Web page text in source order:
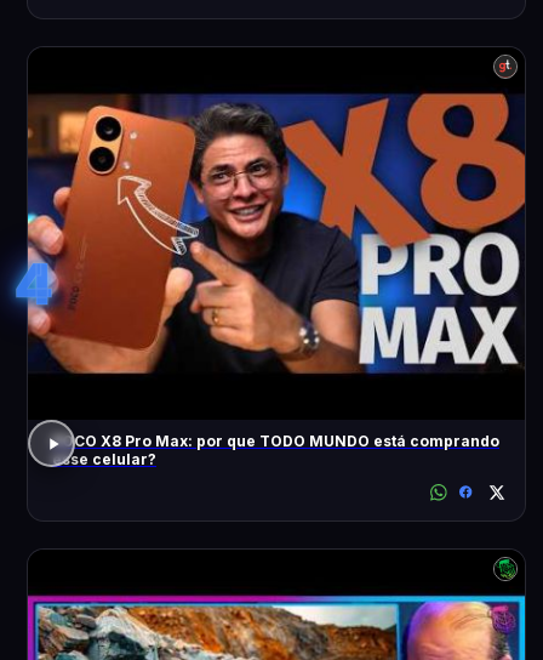
4
POCO X8 Pro Max: por que TODO MUNDO está comprando
esse celular?